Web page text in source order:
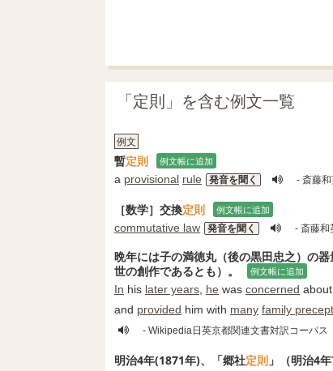
「定則」を含む例文一覧
例文
暫定則 例文帳に追加
a provisional rule 発音を聞く - 斎藤
［数学］交換定則 例文帳に追加
commutative law 発音を聞く - 斎藤和
晩年には子の満徳丸（後の黒田忠之）の
世の創作であるとも）。
例文帳に追加
In his later years he was concerned
and provided him with many family
- Wikipedia日英京都関連文書対訳コーパス
明治4年(1871年)、「郷社定則 」（明治4